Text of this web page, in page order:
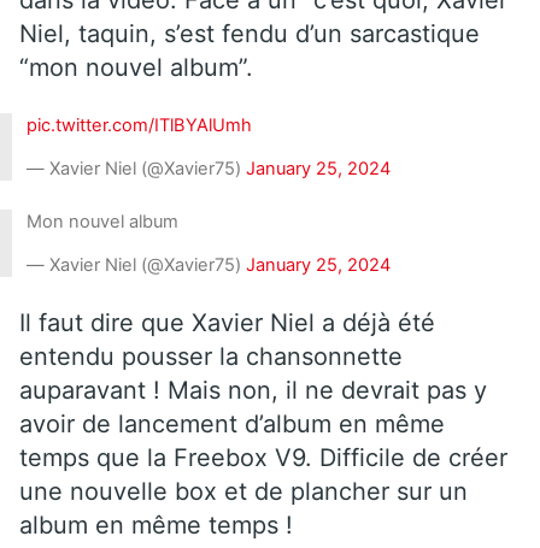
Niel, taquin, s’est fendu d’un sarcastique
“mon nouvel album”.
pic.twitter.com/ITlBYAlUmh
— Xavier Niel (@Xavier75) January 25, 2024
Mon nouvel album
— Xavier Niel (@Xavier75) January 25, 2024
Il faut dire que Xavier Niel a déjà été
entendu pousser la chansonnette
auparavant ! Mais non, il ne devrait pas y
avoir de lancement d’album en même
temps que la Freebox V9. Difficile de créer
une nouvelle box et de plancher sur un
album en même temps !